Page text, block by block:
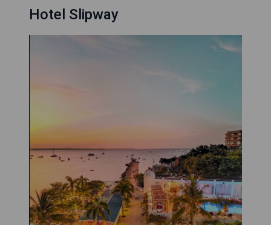
Hotel Slipway